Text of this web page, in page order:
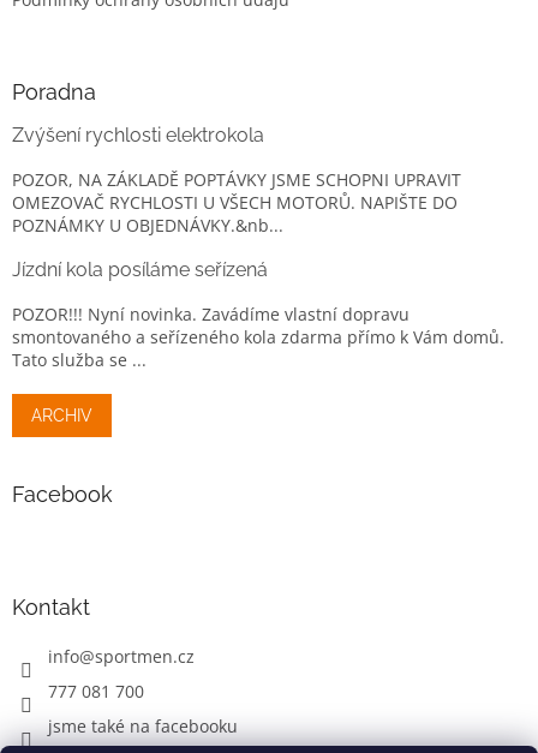
Poradna
Zvýšení rychlosti elektrokola
POZOR, NA ZÁKLADĚ POPTÁVKY JSME SCHOPNI UPRAVIT
OMEZOVAČ RYCHLOSTI U VŠECH MOTORŮ. NAPIŠTE DO
POZNÁMKY U OBJEDNÁVKY.&nb...
Jízdní kola posíláme seřízená
POZOR!!! Nyní novinka. Zavádíme vlastní dopravu
smontovaného a seřízeného kola zdarma přímo k Vám domů.
Tato služba se ...
ARCHIV
Facebook
Kontakt
info@sportmen.cz
777 081 700
jsme také na facebooku